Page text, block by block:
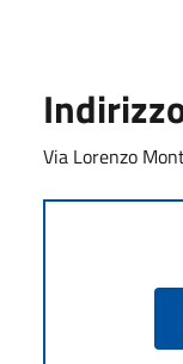
Via Lorenzo